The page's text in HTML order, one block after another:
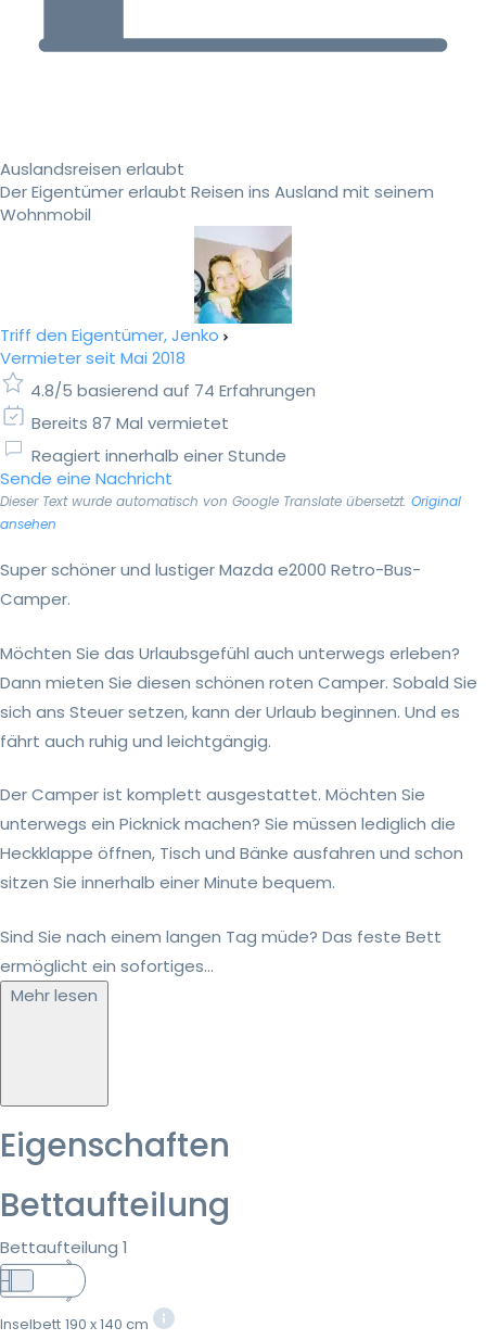
Auslandsreisen erlaubt
Der Eigentümer erlaubt Reisen ins Ausland mit seinem
Wohnmobil
Triff den Eigentümer, Jenko
Vermieter seit Mai 2018
4.8/5 basierend auf 74 Erfahrungen
Bereits 87 Mal vermietet
Reagiert innerhalb einer Stunde
Sende eine Nachricht
Dieser Text wurde automatisch von Google Translate übersetzt. Original
ansehen
Super schöner und lustiger Mazda e2000 Retro-Bus-
Camper.
Möchten Sie das Urlaubsgefühl auch unterwegs erleben?
Dann mieten Sie diesen schönen roten Camper. Sobald Sie
sich ans Steuer setzen, kann der Urlaub beginnen. Und es
fährt auch ruhig und leichtgängig.
Der Camper ist komplett ausgestattet. Möchten Sie
unterwegs ein Picknick machen? Sie müssen lediglich die
Heckklappe öffnen, Tisch und Bänke ausfahren und schon
sitzen Sie innerhalb einer Minute bequem.
Sind Sie nach einem langen Tag müde? Das feste Bett
ermöglicht ein sofortiges...
Mehr lesen
Eigenschaften
Bettaufteilung
Bettaufteilung 1
Inselbett 190 x 140 cm